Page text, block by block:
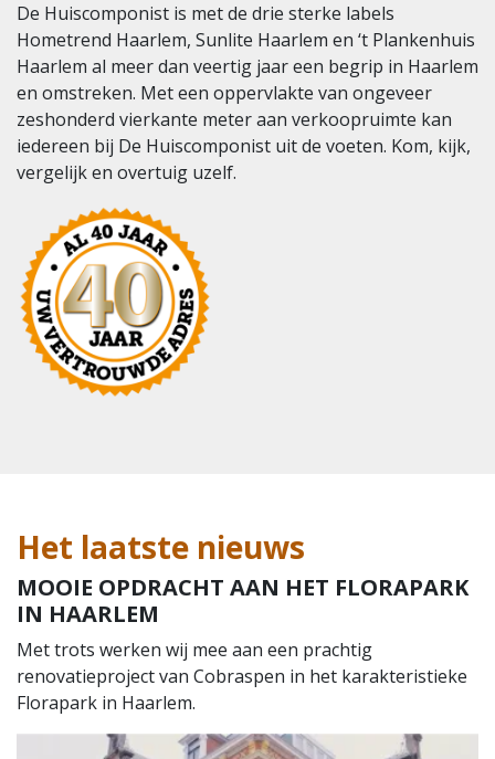
De Huiscomponist is met de drie sterke labels
Hometrend Haarlem, Sunlite Haarlem en ‘t Plankenhuis
Haarlem al meer dan veertig jaar een begrip in Haarlem
en omstreken. Met een oppervlakte van ongeveer
zeshonderd vierkante meter aan verkoopruimte kan
iedereen bij De Huiscomponist uit de voeten. Kom, kijk,
vergelijk en overtuig uzelf.
Het laatste nieuws
MOOIE OPDRACHT AAN HET FLORAPARK
IN HAARLEM
Met trots werken wij mee aan een prachtig
renovatieproject van Cobraspen in het karakteristieke
Florapark in Haarlem.